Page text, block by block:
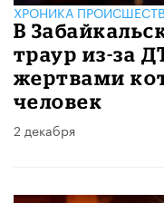
ХРОНИКА
В
траур из-за
жертвами
человек
2 декабря